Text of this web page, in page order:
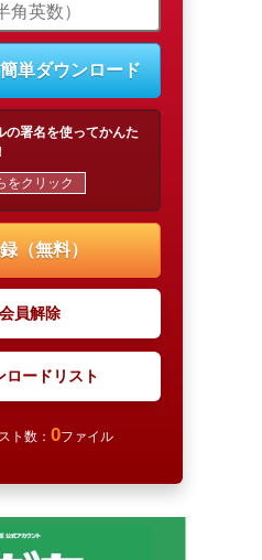
単ダウンロード
の署名を使ってかんた
をクリック
（無料）
会員解除
ロードリスト
ト数： 0ファイル